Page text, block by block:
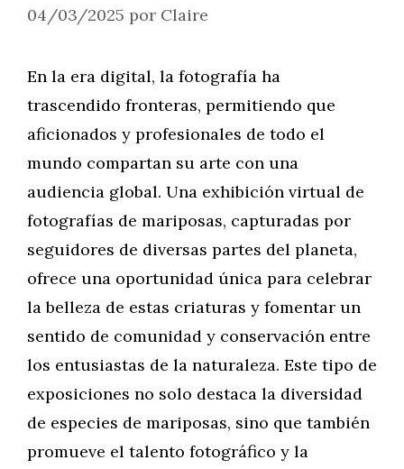
04/03/2025 por Claire
En la era digital, la fotografía ha
trascendido fronteras, permitiendo que
aficionados y profesionales de todo el
mundo compartan su arte con una
audiencia global. Una exhibición virtual de
fotografías de mariposas, capturadas por
seguidores de diversas partes del planeta,
ofrece una oportunidad única para celebrar
la belleza de estas criaturas y fomentar un
sentido de comunidad y conservación entre
los entusiastas de la naturaleza. Este tipo de
exposiciones no solo destaca la diversidad
de especies de mariposas, sino que también
promueve el talento fotográfico y la